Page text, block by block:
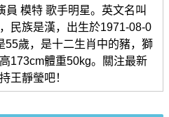
員 模特 歌手明星。英文名叫
民族是漢，出生於1971-08-0
55歲，是十二生肖中的豬，獅
173cm體重50kg。關注最新
王靜瑩吧！